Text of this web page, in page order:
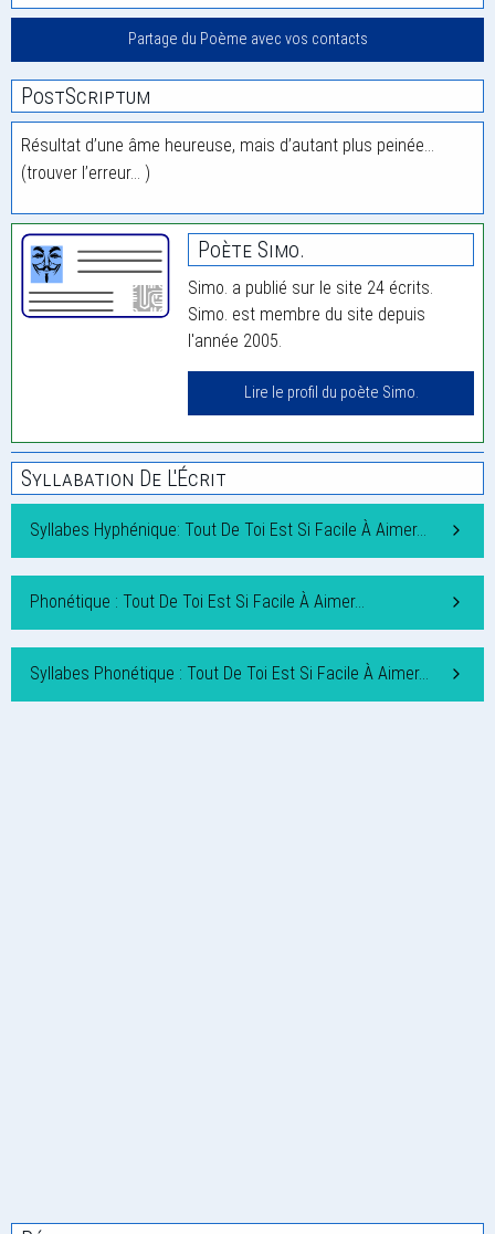
Partage du Poème avec vos contacts
PostScriptum
Résultat d’une âme heureuse, mais d’autant plus peinée…
(trouver l’erreur… )
Poète Simo.
Simo. a publié sur le site 24 écrits.
Simo. est membre du site depuis
l'année 2005.
Lire le profil du poète Simo.
Syllabation De L'Écrit
Syllabes Hyphénique: Tout De Toi Est Si Facile À Aimer…
Phonétique : Tout De Toi Est Si Facile À Aimer…
Syllabes Phonétique : Tout De Toi Est Si Facile À Aimer…